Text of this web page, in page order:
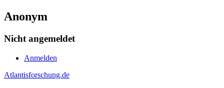
Anonym
Nicht angemeldet
Anmelden
Atlantisforschung.de